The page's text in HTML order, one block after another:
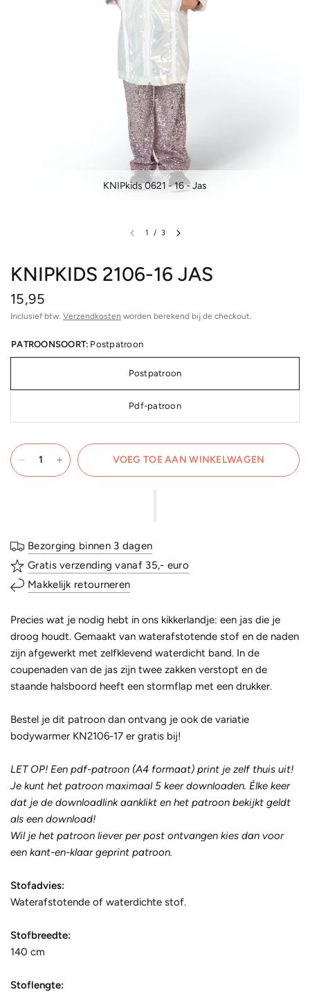
KNIPkids 0621 - 16 - Jas
1 / 3
KNIPKIDS 2106-16 JAS
15,95
Inclusief btw. Verzendkosten worden berekend bij de checkout.
PATROONSOORT: Postpatroon
Postpatroon
Pdf-patroon
VOEG TOE AAN WINKELWAGEN
Bezorging binnen 3 dagen
Gratis verzending vanaf 35,- euro
Makkelijk retourneren
Precies wat je nodig hebt in ons kikkerlandje: een jas die je
droog houdt. Gemaakt van waterafstotende stof en de naden
zijn afgewerkt met zelfklevend waterdicht band. In de
coupenaden van de jas zijn twee zakken verstopt en de
staande halsboord heeft een stormflap met een drukker.
Bestel je dit patroon dan ontvang je ook de variatie
bodywarmer KN2106-17 er gratis bij!
LET OP! Een pdf-patroon (A4 formaat) print je zelf thuis uit!
Je kunt het patroon maximaal 5 keer downloaden. Élke keer
dat je de downloadlink aanklikt en het patroon bekijkt geldt
als een download!
Wil je het patroon liever per post ontvangen kies dan voor
een kant-en-klaar geprint patroon.
Stofadvies:
Waterafstotende of waterdichte stof.
Stofbreedte:
140 cm
Stoflengte: